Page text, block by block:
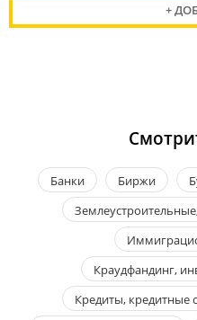
+
Банки Биржи
Краудфандинг,
Кредиты, кредитные